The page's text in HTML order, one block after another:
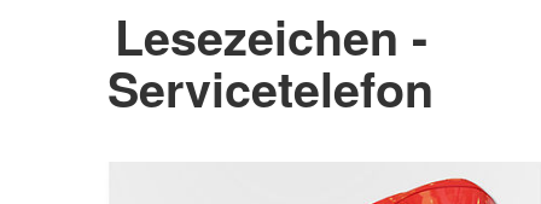
Lesezeichen -
Servicetelefon